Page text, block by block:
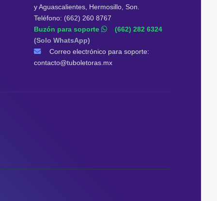
y Aguascalientes, Hermosillo, Son.
Teléfono: (662) 260 8767
Buzón para soporte
(662) 282 6324
(Solo WhatsApp)
Correo electrónico para soporte:
contacto@tuboletoras.mx